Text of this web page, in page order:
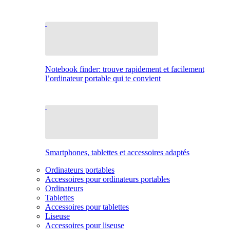
Notebook finder: trouve rapidement et facilement
l’ordinateur portable qui te convient
Smartphones, tablettes et accessoires adaptés
Ordinateurs portables
Accessoires pour ordinateurs portables
Ordinateurs
Tablettes
Accessoires pour tablettes
Liseuse
Accessoires pour liseuse